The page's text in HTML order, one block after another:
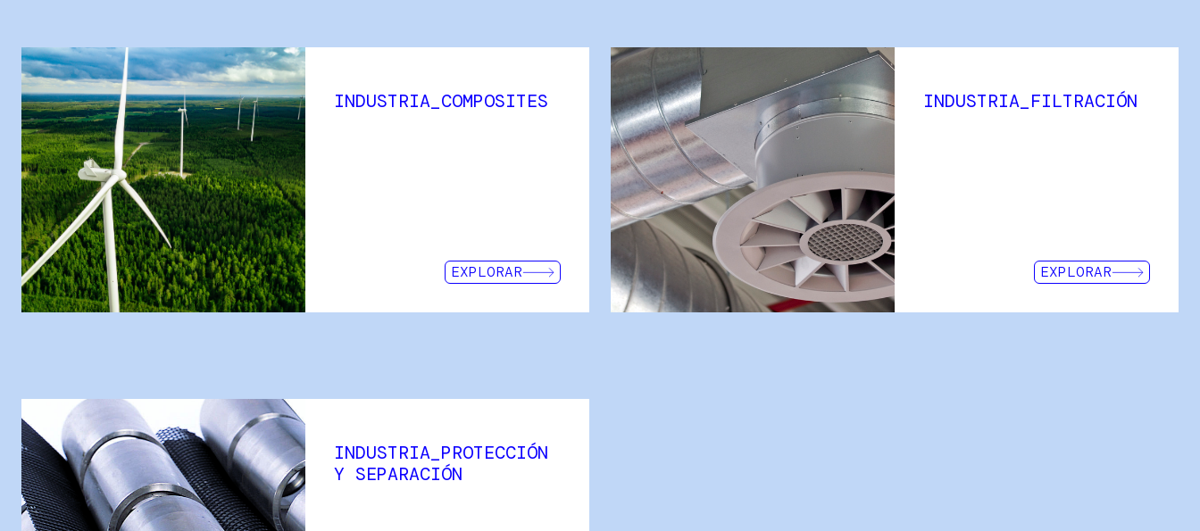
INDUSTRIA_COMPOSITES
Nuestra gama de mallas extruidas permite un flujo de
resina óptimo, ya sea a una velocidad de flujo baja o alta.
Intermas ofrece una amplia variedad de mallas extruidas
de alta calidad, garantizando la fiabilidad necesaria para la
distribución de la resina durante el proceso de infusión.
Sectores como la energía eólica, la industria naval y la
industria aeroespacial utilizan las mallas de Intermas con
resultados óptimos. Nuestro servicio de I+D desarrolla
continuamente soluciones adaptadas a cada necesidad,
proporcionando las características ideales para el
producto según cada proceso de fabricación específico.
EXPLORAR
INDUSTRIA_FILTRACIÓN
EXPLORAR
INDUSTRIA_PROTECCIÓN
Y SEPARACIÓN